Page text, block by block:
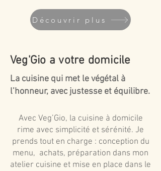
Découvrir plus
Veg'Gio a votre domicile
La cuisine qui met le végétal à
l’honneur, avec justesse et équilibre.
Avec Veg’Gio, la cuisine à domicile
rime avec simplicité et sérénité. Je
prends tout en charge : conception du
menu, achats, préparation dans mon
atelier cuisine et mise en place dans le